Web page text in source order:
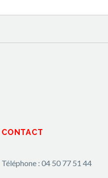
CONTACT
Téléphone : 04 50 77 51 44